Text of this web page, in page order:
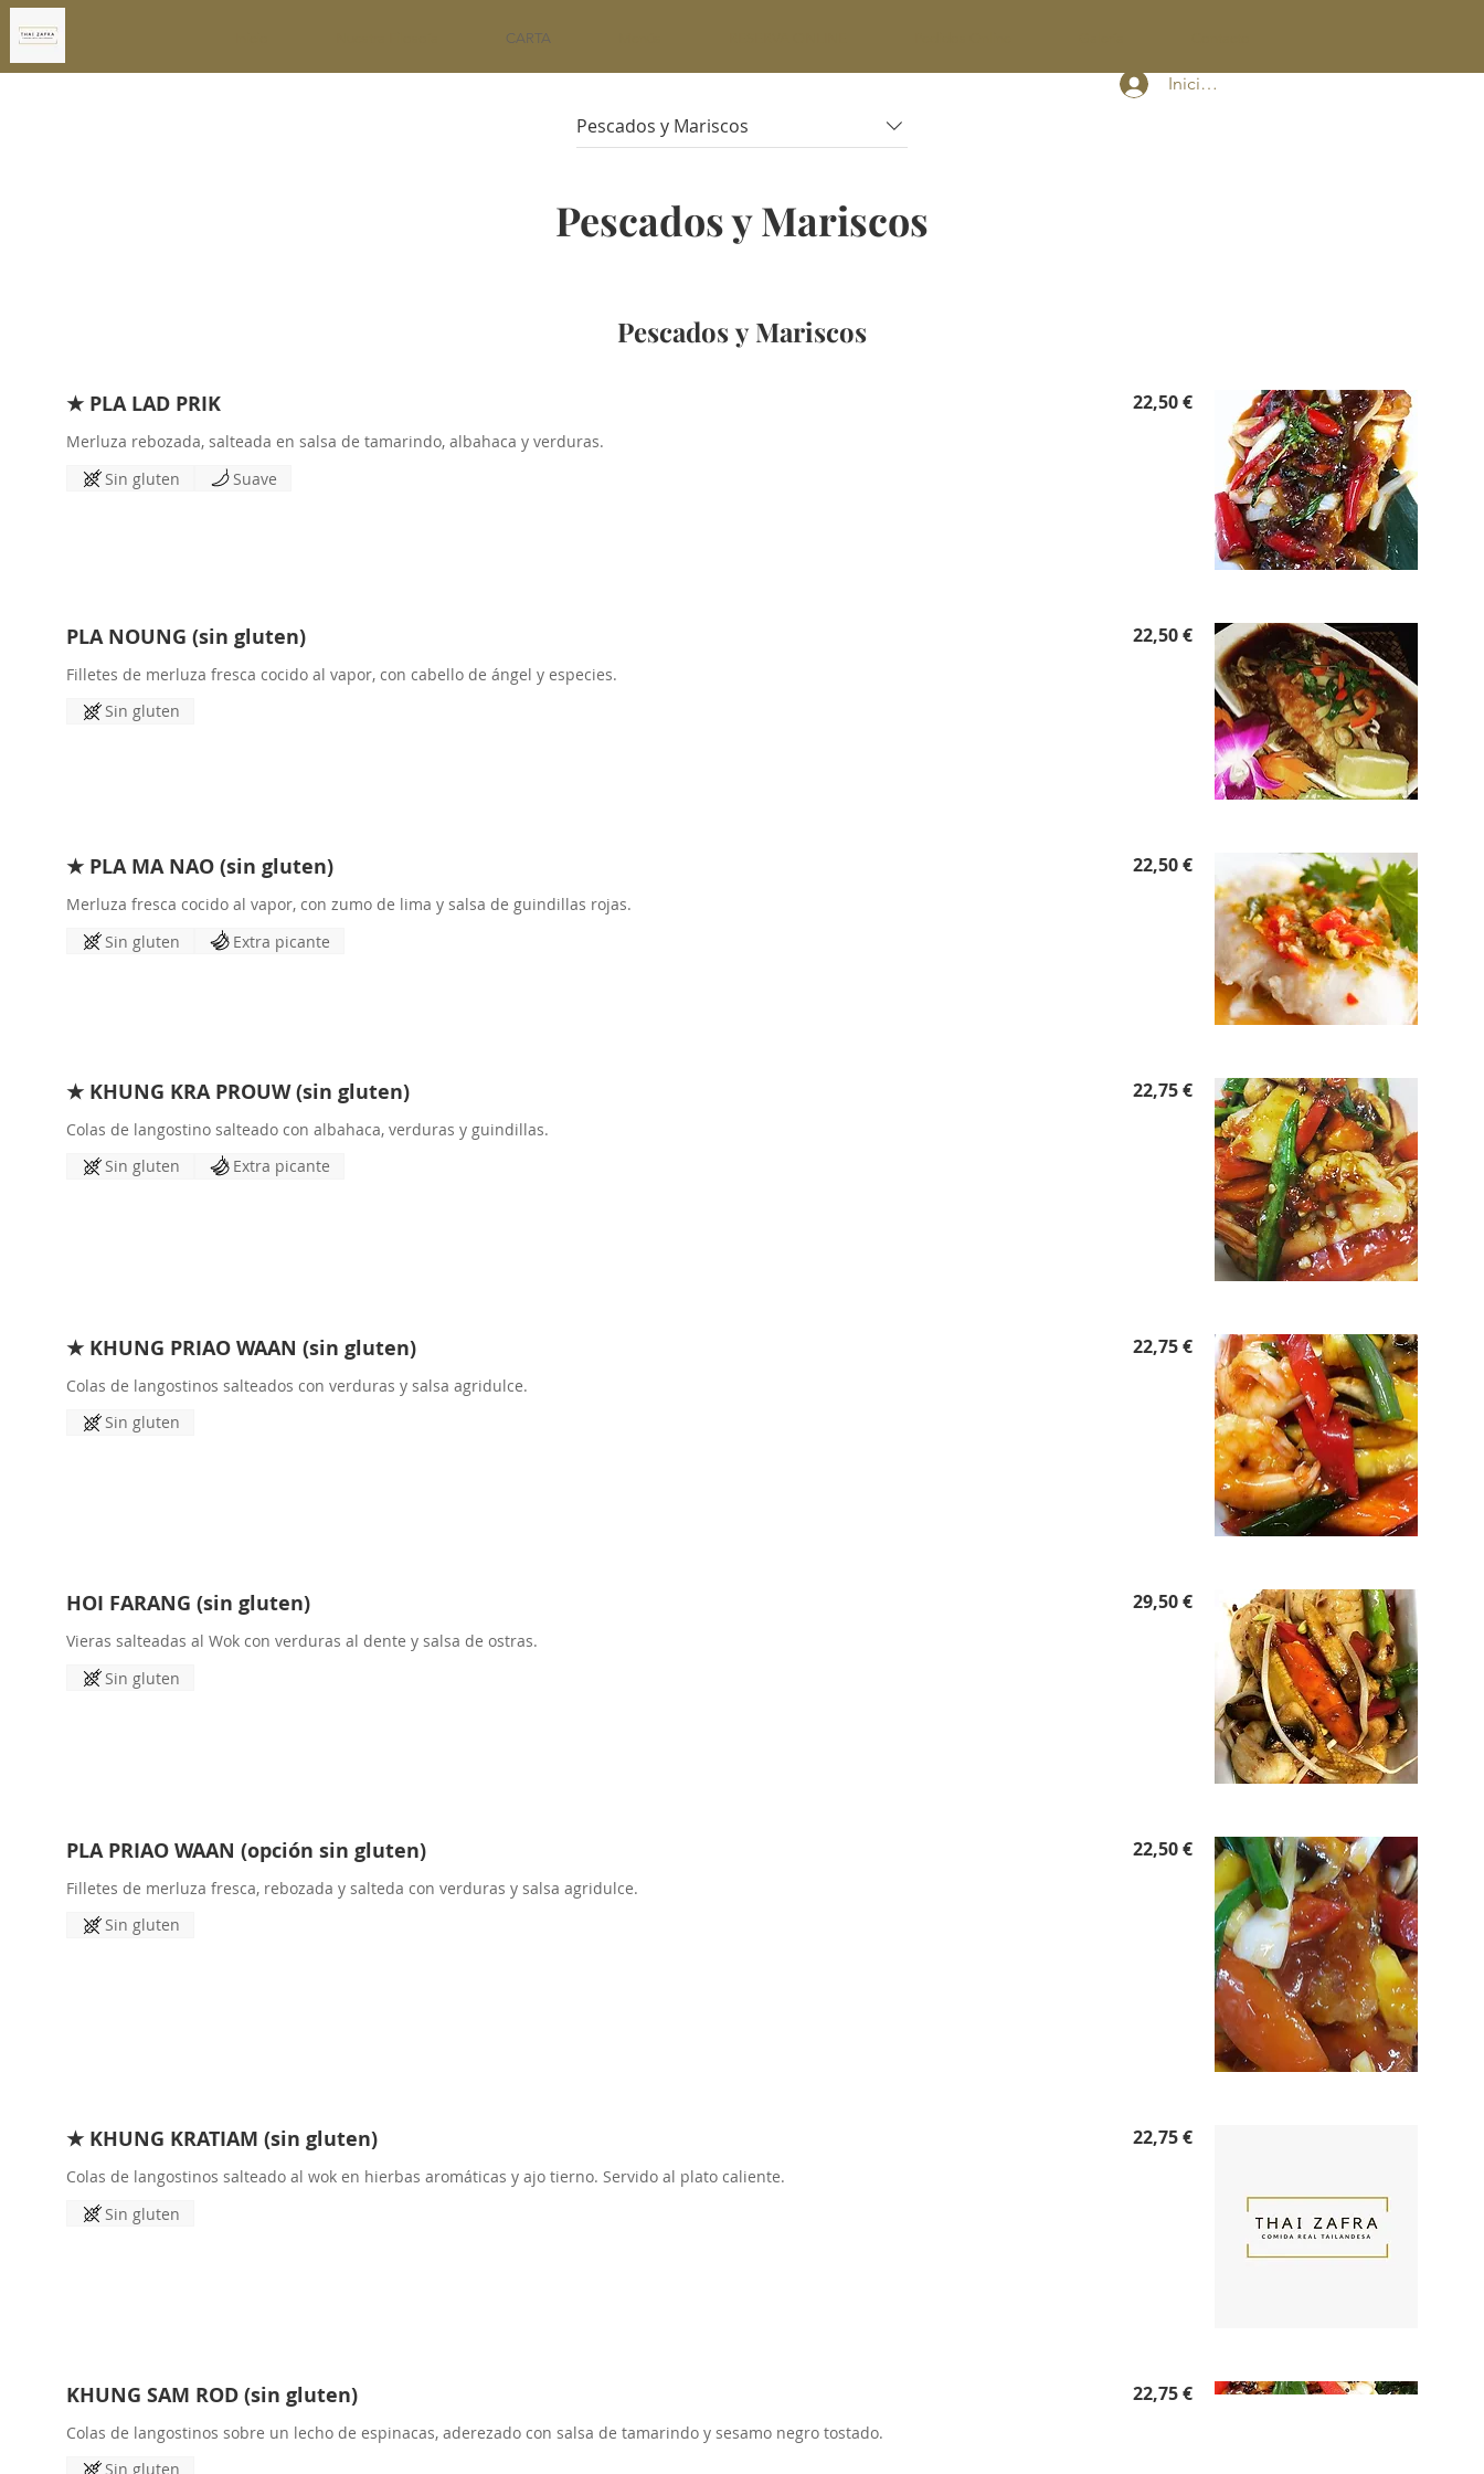
CARTA
Iniciar sesión
Pescados y Mariscos
Pescados y Mariscos
Pescados y Mariscos
★ PLA LAD PRIK
Merluza rebozada, salteada en salsa de tamarindo, albahaca y verduras.
22,50 €
Sin gluten Suave
PLA NOUNG (sin gluten)
Filletes de merluza fresca cocido al vapor, con cabello de ángel y especies.
22,50 €
Sin gluten
★ PLA MA NAO (sin gluten)
Merluza fresca cocido al vapor, con zumo de lima y salsa de guindillas rojas.
22,50 €
Sin gluten Extra picante
★ KHUNG KRA PROUW (sin gluten)
Colas de langostino salteado con albahaca, verduras y guindillas.
22,75 €
Sin gluten Extra picante
★ KHUNG PRIAO WAAN (sin gluten)
Colas de langostinos salteados con verduras y salsa agridulce.
22,75 €
Sin gluten
HOI FARANG (sin gluten)
Vieras salteadas al Wok con verduras al dente y salsa de ostras.
29,50 €
Sin gluten
PLA PRIAO WAAN (opción sin gluten)
Filletes de merluza fresca, rebozada y salteda con verduras y salsa agridulce.
22,50 €
Sin gluten
★ KHUNG KRATIAM (sin gluten)
Colas de langostinos salteado al wok en hierbas aromáticas y ajo tierno. Servido al plato caliente.
22,75 €
Sin gluten
KHUNG SAM ROD (sin gluten)
Colas de langostinos sobre un lecho de espinacas, aderezado con salsa de tamarindo y sesamo negro tostado.
22,75 €
Sin gluten